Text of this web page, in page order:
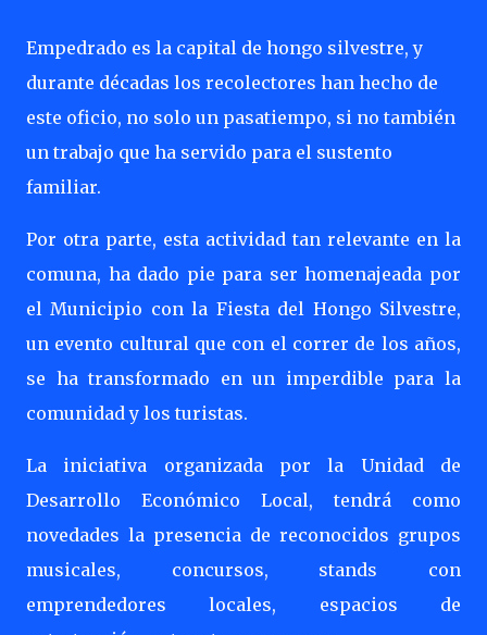
Empedrado es la capital de hongo silvestre, y
durante décadas los recolectores han hecho de
este oficio, no solo un pasatiempo, si no también
un trabajo que ha servido para el sustento
familiar.
Por otra parte, esta actividad tan relevante en la
comuna, ha dado pie para ser homenajeada por
el Municipio con la Fiesta del Hongo Silvestre,
un evento cultural que con el correr de los años,
se ha transformado en un imperdible para la
comunidad y los turistas.
La iniciativa organizada por la Unidad de
Desarrollo Económico Local, tendrá como
novedades la presencia de reconocidos grupos
musicales, concursos, stands con
emprendedores locales, espacios de